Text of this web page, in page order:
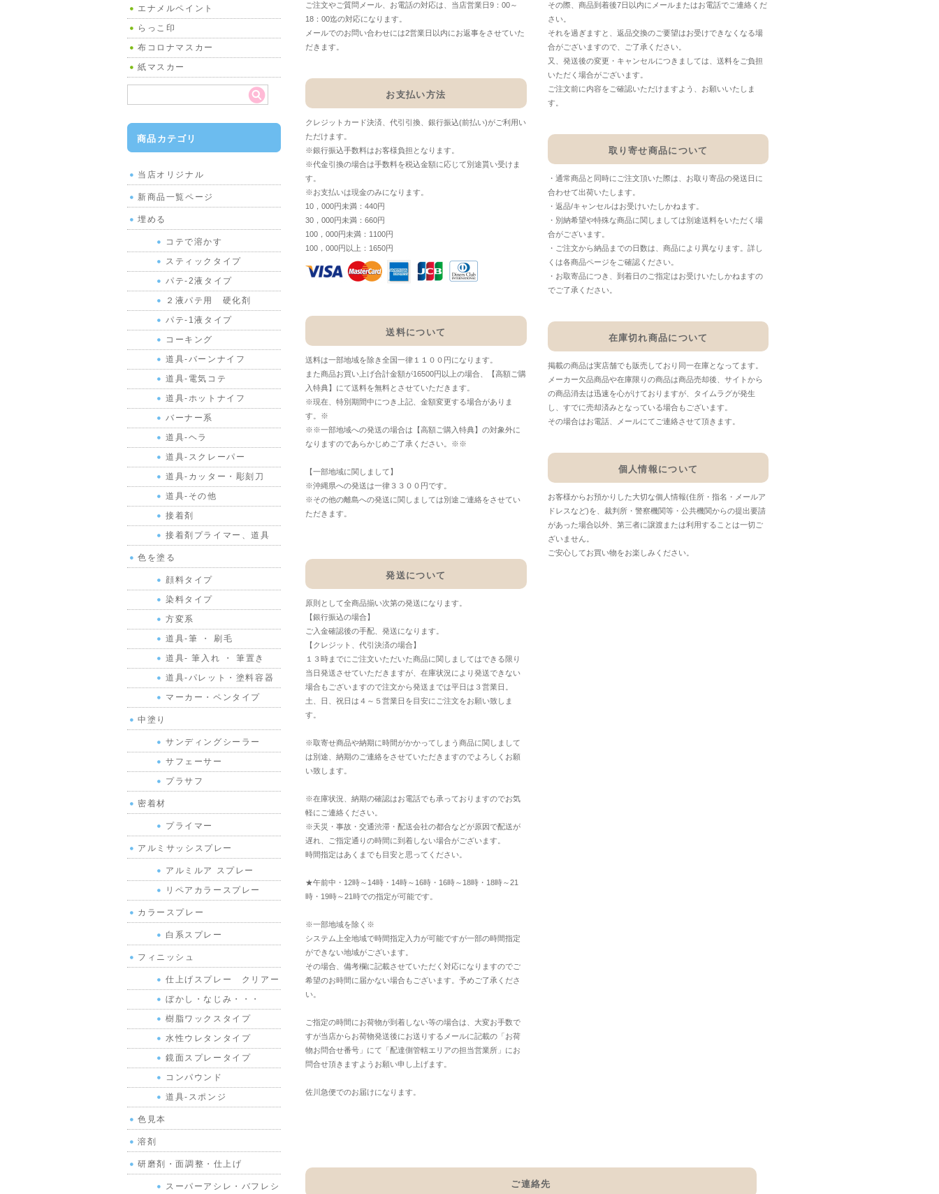
ご注文やご質問メール、お電話の対応は、当店営業日9：00～
18：00迄の対応になります。
メールでのお問い合わせには2営業日以内にお返事をさせていた
だきます。
お支払い方法
クレジットカード決済、代引引換、銀行振込(前払い)がご利用い
ただけます。
※銀行振込手数料はお客様負担となります。
※代金引換の場合は手数料を税込金額に応じて別途貰い受けま
す。
※お支払いは現金のみになります。
10，000円未満：440円
30，000円未満：660円
100，000円未満：1100円
100，000円以上：1650円
送料について
送料は一部地域を除き全国一律１１００円になります。
また商品お買い上げ合計金額が16500円以上の場合、【高額ご購
入特典】にて送料を無料とさせていただきます。
※現在、特別期間中につき上記、金額変更する場合がありま
す。※
※※一部地域への発送の場合は【高額ご購入特典】の対象外に
なりますのであらかじめご了承ください。※※
【一部地域に関しまして】
※沖縄県への発送は一律３３００円です。
※その他の離島への発送に関しましては別途ご連絡をさせてい
ただきます。
発送について
原則として全商品揃い次第の発送になります。
【銀行振込の場合】
ご入金確認後の手配、発送になります。
【クレジット、代引決済の場合】
１３時までにご注文いただいた商品に関しましてはできる限り
当日発送させていただきますが、在庫状況により発送できない
場合もございますので注文から発送までは平日は３営業日。
土、日、祝日は４～５営業日を目安にご注文をお願い致しま
す。
※取寄せ商品や納期に時間がかかってしまう商品に関しまして
は別途、納期のご連絡をさせていただきますのでよろしくお願
い致します。
※在庫状況、納期の確認はお電話でも承っておりますのでお気
軽にご連絡ください。
※天災・事故・交通渋滞・配送会社の都合などが原因で配送が
遅れ、ご指定通りの時間に到着しない場合がございます。
時間指定はあくまでも目安と思ってください。
★午前中・12時～14時・14時～16時・16時～18時・18時～21
時・19時～21時での指定が可能です。
※一部地域を除く※
システム上全地域で時間指定入力が可能ですが一部の時間指定
ができない地域がございます。
その場合、備考欄に記載させていただく対応になりますのでご
希望のお時間に届かない場合もございます。予めご了承くださ
い。
ご指定の時間にお荷物が到着しない等の場合は、大変お手数で
すが当店からお荷物発送後にお送りするメールに記載の「お荷
物お問合せ番号」にて「配達側管轄エリアの担当営業所」にお
問合せ頂きますようお願い申し上げます。
佐川急便でのお届けになります。
その際、商品到着後7日以内にメールまたはお電話でご連絡くだ
さい。
それを過ぎますと、返品交換のご要望はお受けできなくなる場
合がございますので、ご了承ください。
又、発送後の変更・キャンセルにつきましては、送料をご負担
いただく場合がございます。
ご注文前に内容をご確認いただけますよう、お願いいたしま
す。
取り寄せ商品について
・通常商品と同時にご注文頂いた際は、お取り寄品の発送日に
合わせて出荷いたします。
・返品/キャンセルはお受けいたしかねます。
・別納希望や特殊な商品に関しましては別途送料をいただく場
合がございます。
・ご注文から納品までの日数は、商品により異なります。詳し
くは各商品ページをご確認ください。
・お取寄品につき、到着日のご指定はお受けいたしかねますの
でご了承ください。
在庫切れ商品について
掲載の商品は実店舗でも販売しており同一在庫となってます。
メーカー欠品商品や在庫限りの商品は商品売却後、サイトから
の商品消去は迅速を心がけておりますが、タイムラグが発生
し、すでに売却済みとなっている場合もございます。
その場合はお電話、メールにてご連絡させて頂きます。
個人情報について
お客様からお預かりした大切な個人情報(住所・指名・メールア
ドレスなど)を、裁判所・警察機関等・公共機関からの提出要請
があった場合以外、第三者に譲渡または利用することは一切ご
ざいません。
ご安心してお買い物をお楽しみください。
ご連絡先
エナメルペイント
らっこ印
布コロナマスカー
紙マスカー
商品カテゴリ
当店オリジナル
新商品一覧ページ
埋める
コテで溶かす
スティックタイプ
パテ-2液タイプ
２液パテ用 硬化剤
パテ-1液タイプ
コーキング
道具-バーンナイフ
道具-電気コテ
道具-ホットナイフ
バーナー系
道具-ヘラ
道具-スクレーパー
道具-カッター・彫刻刀
道具-その他
接着剤
接着剤プライマー、道具
色を塗る
顔料タイプ
染料タイプ
方変系
道具-筆 ・ 刷毛
道具- 筆入れ ・ 筆置き
道具-パレット・塗料容器
マーカー・ペンタイプ
中塗り
サンディングシーラー
サフェーサー
プラサフ
密着材
プライマー
アルミサッシスプレー
アルミルア スプレー
リペアカラースプレー
カラースプレー
白系スプレー
フィニッシュ
仕上げスプレー クリアー
ぼかし・なじみ・・・
樹脂ワックスタイプ
水性ウレタンタイプ
鏡面スプレータイプ
コンパウンド
道具-スポンジ
色見本
溶剤
研磨剤・面調整・仕上げ
スーパーアシレ・バフレシ